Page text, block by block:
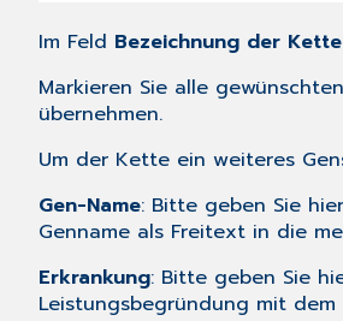
Im Feld Bezeichnung der Kette
Markieren Sie alle
übernehmen.
Um der Kette ein weiteres
Gen-Name: Bitte geben Sie
Genname als Freitext in die
Erkrankung: Bitte geben Sie
Leistungsbegründung mit